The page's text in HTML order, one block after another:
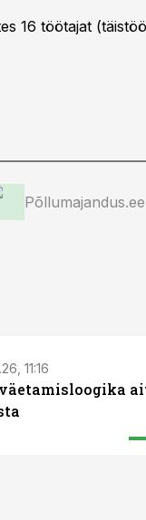
16 töötajat
Põllumajandus.ee
11:16